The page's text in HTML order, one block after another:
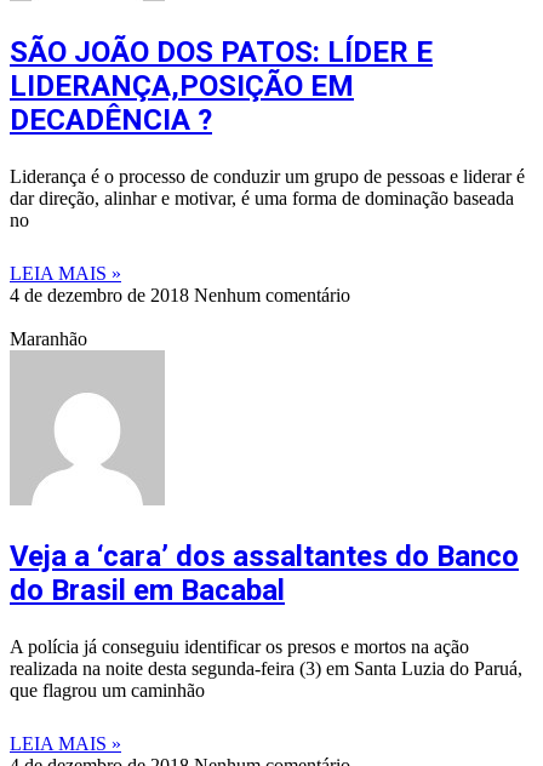
SÃO JOÃO DOS PATOS: LÍDER E
LIDERANÇA,POSIÇÃO EM
DECADÊNCIA ?
Liderança é o processo de conduzir um grupo de pessoas e liderar é
dar direção, alinhar e motivar, é uma forma de dominação baseada
no
LEIA MAIS »
4 de dezembro de 2018 Nenhum comentário
Maranhão
Veja a ‘cara’ dos assaltantes do Banco
do Brasil em Bacabal
A polícia já conseguiu identificar os presos e mortos na ação
realizada na noite desta segunda-feira (3) em Santa Luzia do Paruá,
que flagrou um caminhão
LEIA MAIS »